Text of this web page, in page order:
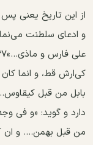
از این تاریخ یعنی
و ادعای سلطنت
کی‌ارش قط، و انما
دارد و گوید: «و فی
من قبل بهمن.... و ان